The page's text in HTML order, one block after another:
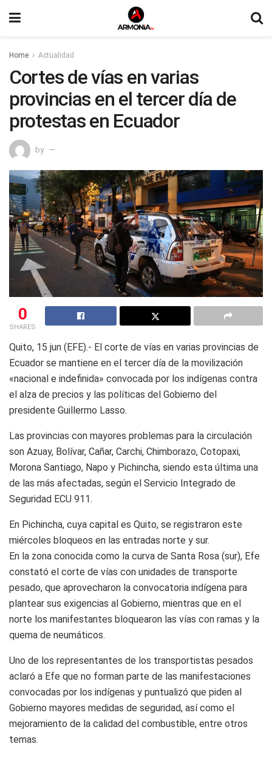
Home Actualidad
Cortes de vías en varias
provincias en el tercer día de
protestas en Ecuador
by
0
SHARES
Quito, 15 jun (EFE).- El corte de vías en varias provincias de
Ecuador se mantiene en el tercer día de la movilización
«nacional e indefinida» convocada por los indígenas contra
el alza de precios y las políticas del Gobierno del
presidente Guillermo Lasso.
Las provincias con mayores problemas para la circulación
son Azuay, Bolívar, Cañar, Carchi, Chimborazo, Cotopaxi,
Morona Santiago, Napo y Pichincha, siendo esta última una
de las más afectadas, según el Servicio Integrado de
Seguridad ECU 911.
En Pichincha, cuya capital es Quito, se registraron este
miércoles bloqueos en las entradas norte y sur.
En la zona conocida como la curva de Santa Rosa (sur), Efe
constató el corte de vías con unidades de transporte
pesado, que aprovecharon la convocatoria indígena para
plantear sus exigencias al Gobierno, mientras que en el
norte los manifestantes bloquearon las vías con ramas y la
quema de neumáticos.
Uno de los representantes de los transportistas pesados
aclaró a Efe que no forman parte de las manifestaciones
convocadas por los indígenas y puntualizó que piden al
Gobierno mayores medidas de seguridad, así como el
mejoramiento de la calidad del combustible, entre otros
temas.